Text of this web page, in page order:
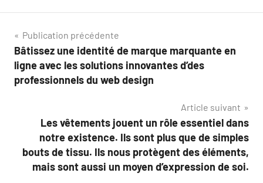
Navigation
de
l’article
Publication précédente
Bâtissez une identité de marque marquante en
ligne avec les solutions innovantes d’des
professionnels du web design
Article suivant
Les vêtements jouent un rôle essentiel dans
notre existence. Ils sont plus que de simples
bouts de tissu. Ils nous protègent des éléments,
mais sont aussi un moyen d’expression de soi.